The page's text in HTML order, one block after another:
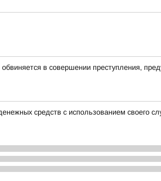
в совершении преступления,
средств с использованием своего